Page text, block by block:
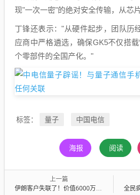
现"一次一密"的绝对安全传输，从芯
丁锋还表示："从硬件起步，团队历
应商中严格遴选，确保GK5不仅搭载
个零部件的全国产化。"
标签： 量子 中国电信
海报 阅读
上一篇
伊朗客户失联了！价值6000万的500台中国车被困在海上 全民疯抢！60